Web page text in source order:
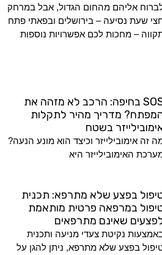
אליהם מהחום הגדול, אבל במרחק
שעת נסיעה – בירושלים ובפאתי פתח
– מחכות לכם אפשרויות נוספות
SOS בחיפה: הרכב לא מזהה את
מדריך מהיר לתקלות
בשטח
זה אימובילייזר וכיצד הוא מונע הנעה?
האימובילייזר היא
בפצע שלא מתרפא: תכנית
במרפאה פרטית מותאמת
שאינם מתרפאים
נקיטת צעדי מניעה ותכנית
בפצע שלא מתרפא, ניתן להגן על